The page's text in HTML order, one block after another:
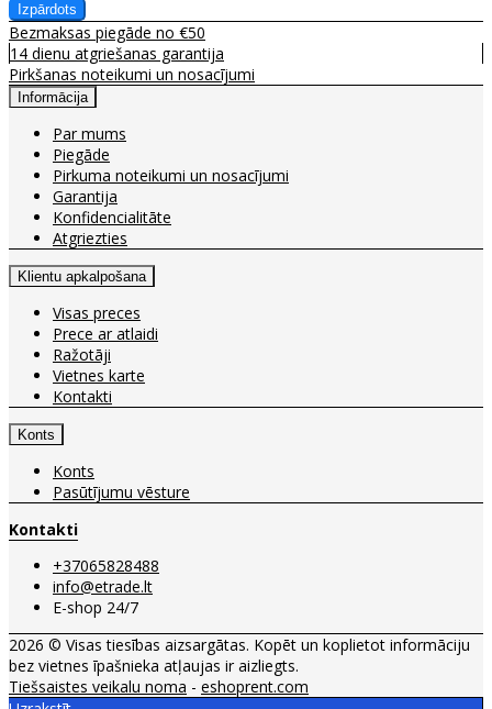
Bezmaksas piegāde no €50
14 dienu atgriešanas garantija
Pirkšanas noteikumi un nosacījumi
Informācija
Par mums
Piegāde
Pirkuma noteikumi un nosacījumi
Garantija
Konfidencialitāte
Atgriezties
Klientu apkalpošana
Visas preces
Prece ar atlaidi
Ražotāji
Vietnes karte
Kontakti
Konts
Konts
Pasūtījumu vēsture
Kontakti
+37065828488
info@etrade.lt
E-shop 24/7
2026 © Visas tiesības aizsargātas. Kopēt un koplietot informāciju
bez vietnes īpašnieka atļaujas ir aizliegts.
Tiešsaistes veikalu noma - eshoprent.com